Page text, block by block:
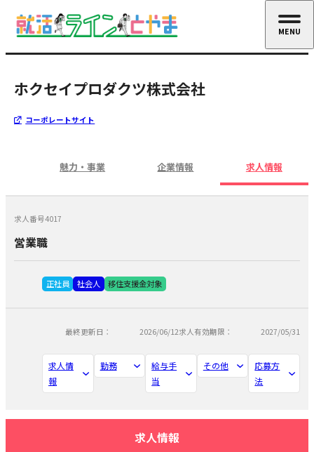
ホクセイプロダクツ株式会社
コーポレートサイト
魅力・事業 企業情報 求人情報
求人番号4017
営業職
正社員 社会人 移住支援金対象
最終更新日： 2026/06/12求人有効期限： 2027/05/31
求人情
報
勤務
給与手
当
その他
応募方
法
求人情報
MENU